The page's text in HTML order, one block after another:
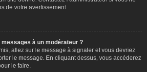
de votre avertissement.
à un modérateur ?
allez sur le message à signaler et vous devriez
le message. En cliquant dessus, vous accéderez
le faire.